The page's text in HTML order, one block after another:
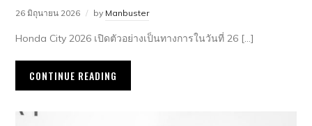
26 มิถุนายน 2026 by Manbuster
Honda City 2026 เปิดตัวอย่างเป็นทางการในวันที่ 26 […]
CONTINUE READING